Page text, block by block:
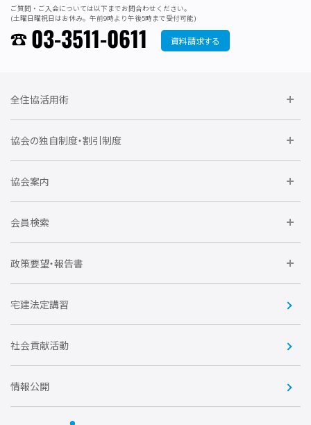
ご質問・ご入会については以下までお問合わせください。
(土曜日曜祝日はお休み。午前9時より午後5時まで受付可能)
03-3511-0611 資料請求する
全住協活用術
委員会に参加しよう
要望活動に参加しよう
協会の独自制度・割引制度
住宅瑕疵担保責任保険割引制度
全住協NET
不動産後見アドバイザー資格講習
会
全住協ビジネスショップ
協会案内
運営組織
トライアル会員制度
会員検索
企業会員
賛助会員
政策要望・報告書
住宅・土地税制改正要望
優良事業表彰
宅建法定講習
社会貢献活動
情報公開